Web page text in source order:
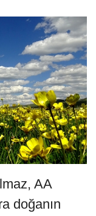
AA
doğanın